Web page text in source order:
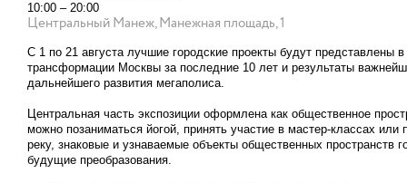
10:00 – 20:00
Центральный Манеж, Манежная площадь, 1
С 1 по 21 августа лучшие городские проекты будут
трансформации Москвы за последние 10 лет и результаты
дальнейшего развития мегаполиса.
Центральная часть экспозиции оформлена как общественное
можно позаниматься йогой, принять участие в мастер-классах
реку, знаковые и узнаваемые объекты общественных
будущие преобразования.